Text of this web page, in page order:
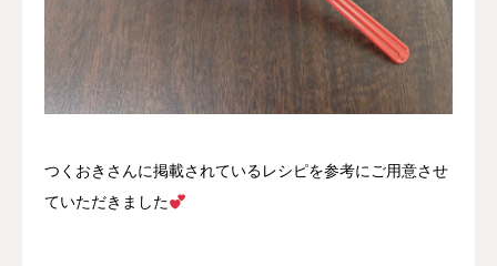
つくおきさんに掲載されているレシピを参考にご用意させ
ていただきました